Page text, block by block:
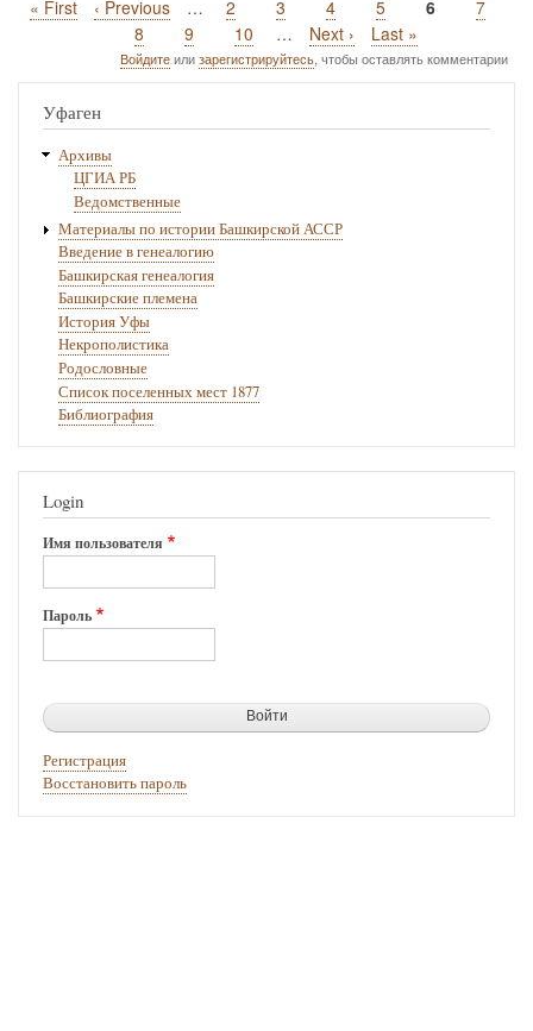
Нумерация
Первая
« First
Предыдущая
страница
‹ Previous … Page
2 Page
3 Page
4 Page
5
Текущая
6 Page
7
Page
8 Page
9 Page
10 …
Следующая
страница
Next ›
Последняя
страница
Last »
Войдитеилизарегистрируйтесь, чтобы оставлять комментарии
Уфаген
Архивы
ЦГИА РБ
Ведомственные
Материалы по истории Башкирской АССР
Введение в генеалогию
Башкирская генеалогия
Башкирские племена
История Уфы
Некрополистика
Родословные
Список поселенных мест 1877
Библиография
Login
Имя пользователя
Пароль
Регистрация
Восстановить пароль